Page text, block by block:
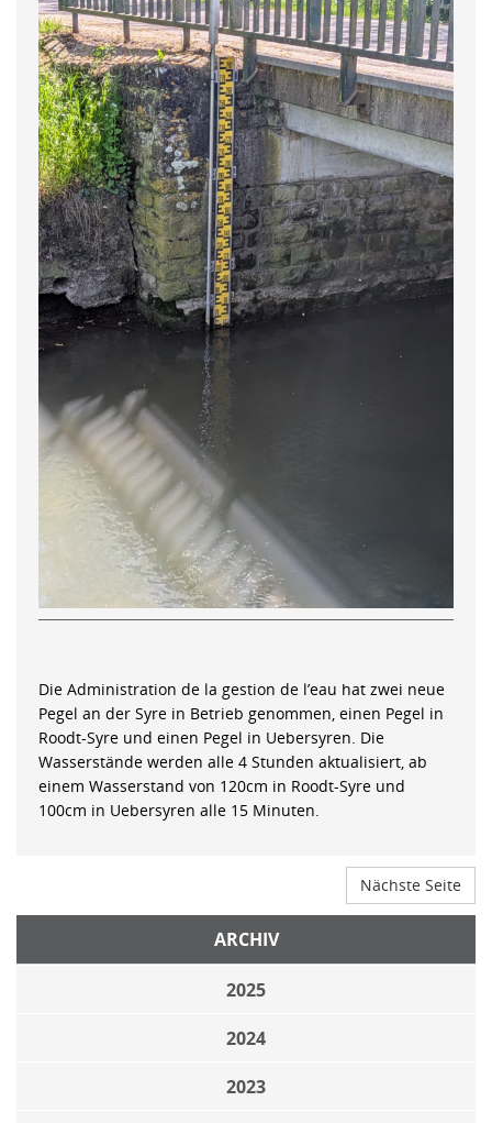
Die Administration de la gestion de l’eau hat zwei neue
Pegel an der Syre in Betrieb genommen, einen Pegel in
Roodt-Syre und einen Pegel in Uebersyren. Die
Wasserstände werden alle 4 Stunden aktualisiert, ab
einem Wasserstand von 120cm in Roodt-Syre und
100cm in Uebersyren alle 15 Minuten.
Nächste Seite
ARCHIV
2025
2024
2023